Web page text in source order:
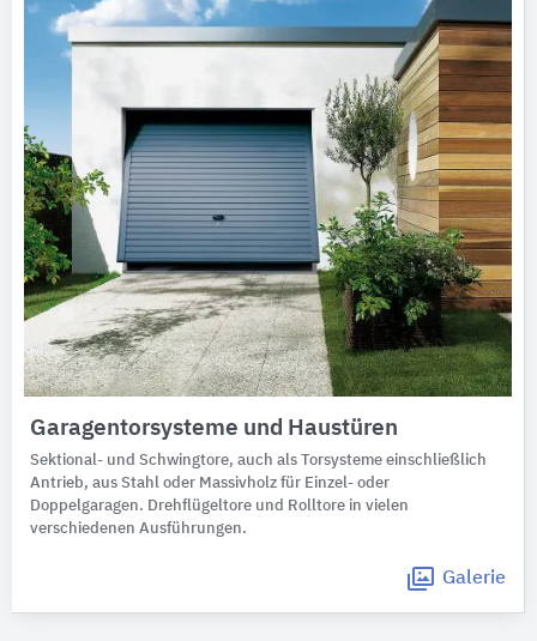
Garagentorsysteme und Haustüren
Sektional- und Schwingtore, auch als Torsysteme einschließlich
Antrieb, aus Stahl oder Massivholz für Einzel- oder
Doppelgaragen. Drehflügeltore und Rolltore in vielen
verschiedenen Ausführungen.
Galerie